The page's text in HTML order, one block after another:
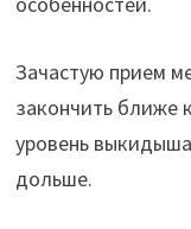
Зачастую прием
закончить ближе
уровень
дольше.